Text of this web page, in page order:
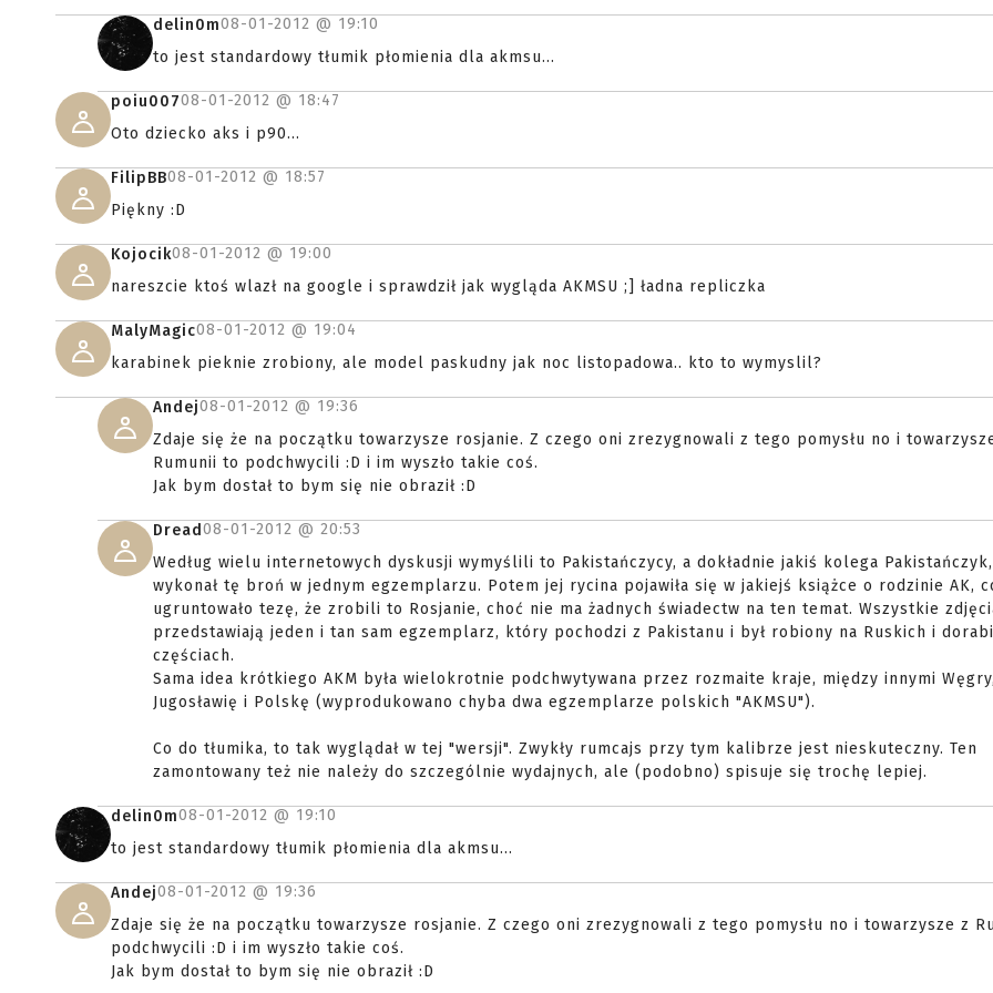
delin0m08-01-2012 @ 19:10
to jest standardowy tłumik płomienia dla akmsu...
poiu00708-01-2012 @ 18:47
Oto dziecko aks i p90...
FilipBB08-01-2012 @ 18:57
Piękny :D
Kojocik08-01-2012 @ 19:00
nareszcie ktoś wlazł na google i sprawdził jak wygląda AKMSU ;] ładna repliczka
MalyMagic08-01-2012 @ 19:04
karabinek pieknie zrobiony, ale model paskudny jak noc listopadowa.. kto to wymyslil?
Andej08-01-2012 @ 19:36
Zdaje się że na początku towarzysze rosjanie. Z czego oni zrezygnowali z tego pomysłu no i
Rumunii to podchwycili :D i im wyszło takie coś.
Jak bym dostał to bym się nie obraził :D
Dread08-01-2012 @ 20:53
Według wielu internetowych dyskusji wymyślili to Pakistańczycy, a dokładnie jakiś kolega
wykonał tę broń w jednym egzemplarzu. Potem jej rycina pojawiła się w jakiejś książce o rodzinie AK,
ugruntowało tezę, że zrobili to Rosjanie, choć nie ma żadnych świadectw na ten temat. Wszystkie
przedstawiają jeden i tan sam egzemplarz, który pochodzi z Pakistanu i był robiony na Ruskich i
częściach.
Sama idea krótkiego AKM była wielokrotnie podchwytywana przez rozmaite kraje, między innymi
Jugosławię i Polskę (wyprodukowano chyba dwa egzemplarze polskich "AKMSU").
Co do tłumika, to tak wyglądał w tej "wersji". Zwykły rumcajs przy tym kalibrze jest nieskuteczny. Ten
zamontowany też nie należy do szczególnie wydajnych, ale (podobno) spisuje się trochę lepiej.
delin0m08-01-2012 @ 19:10
to jest standardowy tłumik płomienia dla akmsu...
Andej08-01-2012 @ 19:36
Zdaje się że na początku towarzysze rosjanie. Z czego oni zrezygnowali z tego pomysłu no i towarzysze z
podchwycili :D i im wyszło takie coś.
Jak bym dostał to bym się nie obraził :D